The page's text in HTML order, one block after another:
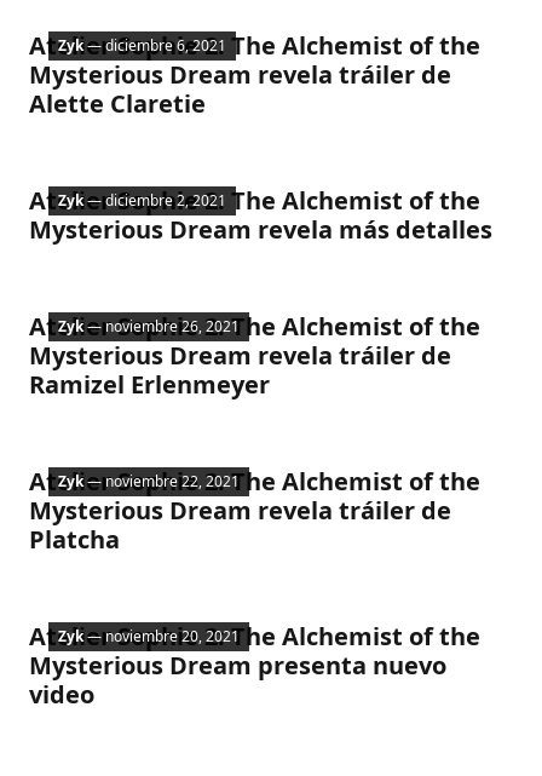
Atelier Sophie 2: The Alchemist of the
Mysterious Dream revela tráiler de
Alette Claretie
Zyk— diciembre 6, 2021
Atelier Sophie 2: The Alchemist of the
Mysterious Dream revela más detalles
Zyk— diciembre 2, 2021
Atelier Sophie 2: The Alchemist of the
Mysterious Dream revela tráiler de
Ramizel Erlenmeyer
Zyk— noviembre 26, 2021
Atelier Sophie 2: The Alchemist of the
Mysterious Dream revela tráiler de
Platcha
Zyk— noviembre 22, 2021
Atelier Sophie 2: The Alchemist of the
Mysterious Dream presenta nuevo
video
Zyk— noviembre 20, 2021